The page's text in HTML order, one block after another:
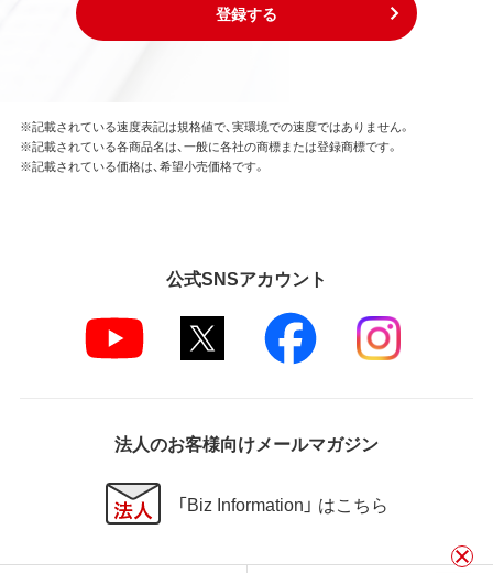
登録する
※記載されている速度表記は規格値で、実環境での速度ではありません。
※記載されている各商品名は、一般に各社の商標または登録商標です。
※記載されている価格は、希望小売価格です。
公式SNSアカウント
法人のお客様向けメールマガジン
「Biz Information」 はこちら